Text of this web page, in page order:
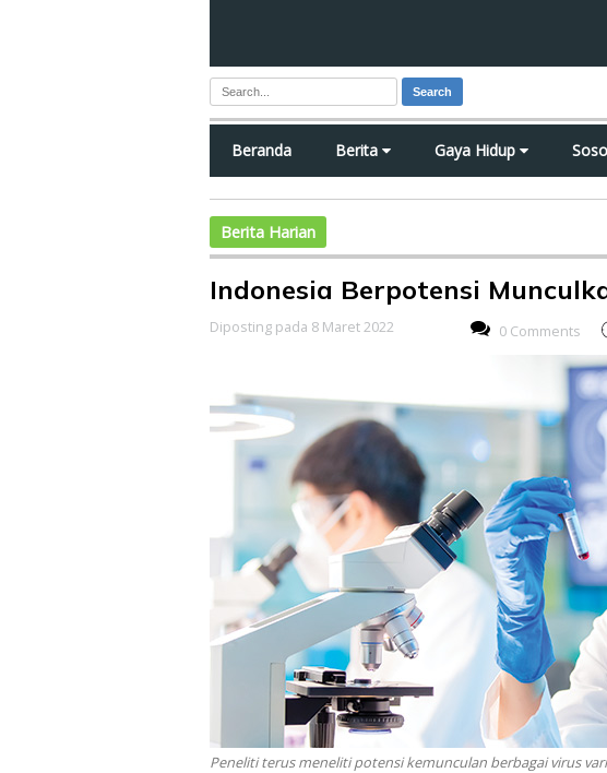
Search
Beranda Berita Gaya Hidup
Berita Harian
Indonesia Berpotensi
Diposting pada 8 Maret 2022 0 Comments
Peneliti terus meneliti potensi kemunculan berbagai virus